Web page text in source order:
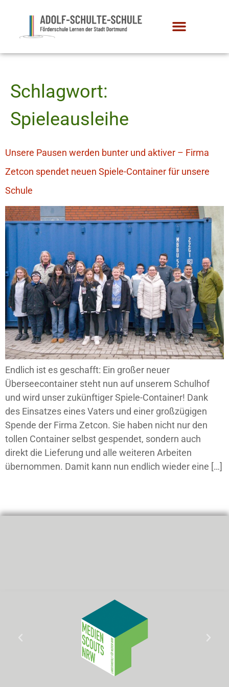
Schlagwort:
Spieleausleihe
Unsere Pausen werden bunter und aktiver – Firma
Zetcon spendet neuen Spiele-Container für unsere
Schule
Endlich ist es geschafft: Ein großer neuer
Überseecontainer steht nun auf unserem Schulhof
und wird unser zukünftiger Spiele-Container! Dank
des Einsatzes eines Vaters und einer großzügigen
Spende der Firma Zetcon. Sie haben nicht nur den
tollen Container selbst gespendet, sondern auch
direkt die Lieferung und alle weiteren Arbeiten
übernommen. Damit kann nun endlich wieder eine […]